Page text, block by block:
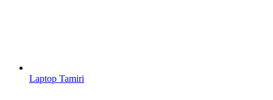
Laptop Tamiri